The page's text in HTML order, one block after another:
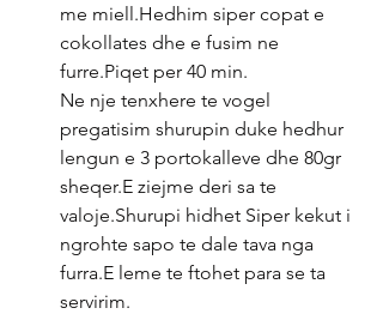
me miell.Hedhim siper copat e
cokollates dhe e fusim ne
furre.Piqet per 40 min.
Ne nje tenxhere te vogel
pregatisim shurupin duke hedhur
lengun e 3 portokalleve dhe 80gr
sheqer.E ziejme deri sa te
valoje.Shurupi hidhet Siper kekut i
ngrohte sapo te dale tava nga
furra.E leme te ftohet para se ta
servirim.